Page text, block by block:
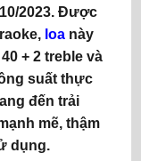
2023. Được
loa này
+ 2 treble và
suất thực
đến trải
mẽ, thậm
dụng.